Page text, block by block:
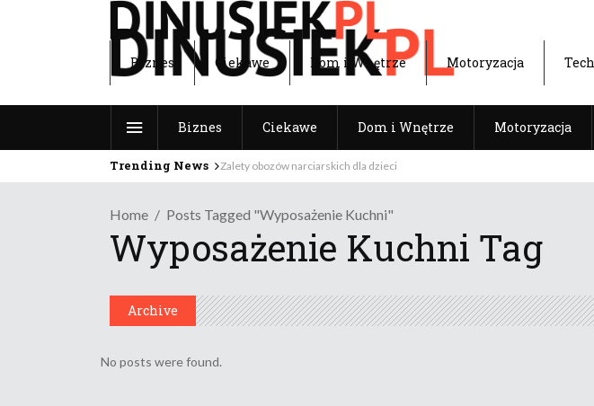
Biznes Ciekawe Dom i Wnętrze Motoryzacja
Biznes Ciekawe Dom i Wnętrze Motoryzacja
Trending News Zalety obozów narciarskich dla dzieci
Home Posts Tagged "wyposażenie Kuchni"
Wyposażenie Kuchni Tag
Archive
No posts were found.